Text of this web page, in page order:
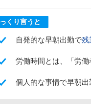
くり言うと
自発的な早朝出勤で残
労働時間とは、「労
個人的な事情で早朝